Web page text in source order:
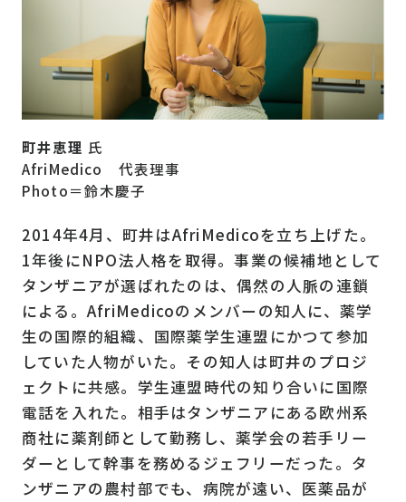
町井恵理 氏
AfriMedico 代表理事
Photo＝鈴木慶子
2014年4月、町井はAfriMedicoを立ち上げた。
1年後にNPO法人格を取得。事業の候補地として
タンザニアが選ばれたのは、偶然の人脈の連鎖
による。AfriMedicoのメンバーの知人に、薬学
生の国際的組織、国際薬学生連盟にかつて参加
していた人物がいた。その知人は町井のプロジ
ェクトに共感。学生連盟時代の知り合いに国際
電話を入れた。相手はタンザニアにある欧州系
商社に薬剤師として勤務し、薬学会の若手リー
ダーとして幹事を務めるジェフリーだった。タ
ンザニアの農村部でも、病院が遠い、医薬品が